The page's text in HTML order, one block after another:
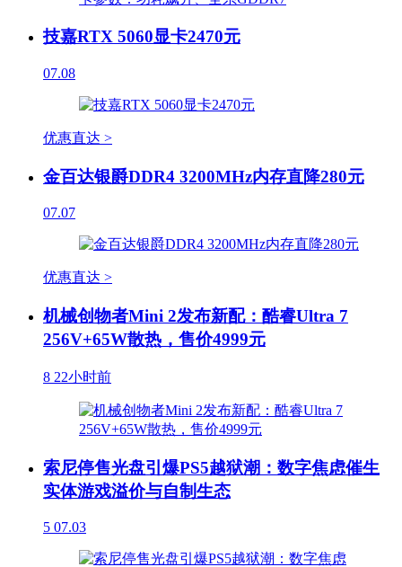
技嘉RTX 5060显卡2470元
07.08
优惠直达 >
金百达银爵DDR4 3200MHz内存直降280元
07.07
优惠直达 >
机械创物者Mini 2发布新配：酷睿Ultra 7
256V+65W散热，售价4999元
8 22小时前
索尼停售光盘引爆PS5越狱潮：数字焦虑催生
实体游戏溢价与自制生态
5 07.03